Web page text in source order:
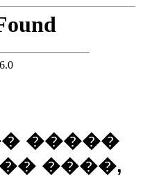
�����
����,